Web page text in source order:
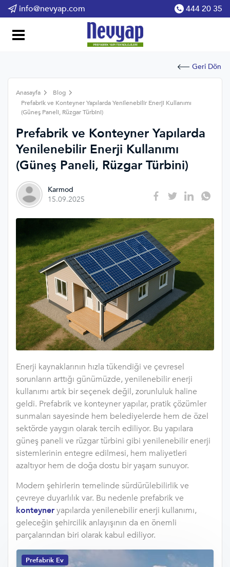
info@nevyap.com 444 20 35
Geri Dön
Anasayfa
Blog
Prefabrik ve Konteyner Yapılarda Yenilenebilir Enerji Kullanımı
(Güneş Paneli, Rüzgar Türbini)
Prefabrik ve Konteyner Yapılarda
Yenilenebilir Enerji Kullanımı
(Güneş Paneli, Rüzgar Türbini)
Karmod
15.09.2025
Enerji kaynaklarının hızla tükendiği ve çevresel
sorunların arttığı günümüzde, yenilenebilir enerji
kullanımı artık bir seçenek değil, zorunluluk haline
geldi. Prefabrik ve konteyner yapılar, pratik çözümler
sunmaları sayesinde hem belediyelerde hem de özel
sektörde yaygın olarak tercih ediliyor. Bu yapılara
güneş paneli ve rüzgar türbini gibi yenilenebilir enerji
sistemlerinin entegre edilmesi, hem maliyetleri
azaltıyor hem de doğa dostu bir yaşam sunuyor.
Modern şehirlerin temelinde sürdürülebilirlik ve
çevreye duyarlılık var. Bu nedenle prefabrik ve
konteyneryapılarda yenilenebilir enerji kullanımı,
geleceğin şehircilik anlayışının da en önemli
parçalarından biri olarak kabul ediliyor.
Prefabrik Ev